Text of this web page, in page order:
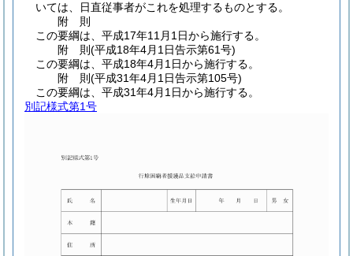
いては、日直従事者がこれを処理するものとする。
附 則
この要綱は、平成17年11月1日から施行する。
附 則(平成18年4月1日告示第61号)
この要綱は、平成18年4月1日から施行する。
附 則(平成31年4月1日告示第105号)
この要綱は、平成31年4月1日から施行する。
別記様式第1号